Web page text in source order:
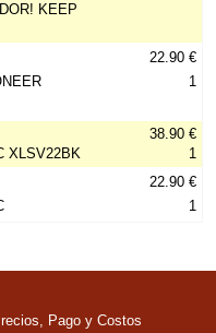
KEEP
22.90 €
1
XLSV22BK
38.90 €
1
22.90 €
1
Pago y Costos